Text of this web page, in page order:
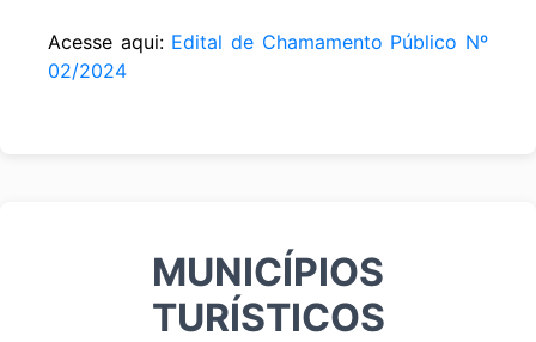
Acesse aqui: Edital de Chamamento Público Nº
02/2024
MUNICÍPIOS
TURÍSTICOS